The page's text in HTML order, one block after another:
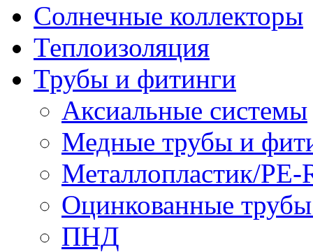
Солнечные коллекторы
Теплоизоляция
Трубы и фитинги
Аксиальные системы
Медные трубы и
Металлопластик/
Оцинкованные
ПНД